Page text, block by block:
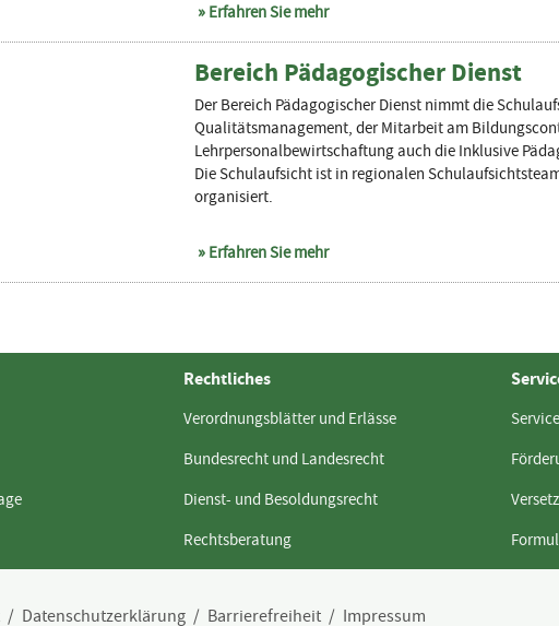
Erfahren Sie mehr
Bereich Pädagogischer Dienst
Der Bereich Pädagogischer Dienst nimmt die
Qualitätsmanagement, der Mitarbeit am
Lehrpersonalbewirtschaftung auch die Inklusive
Die Schulaufsicht ist in regionalen
organisiert.
Erfahren Sie mehr
Rechtliches
Verordnungsblätter und Erlässe
Bundesrecht und Landesrecht
Dienst- und Besoldungsrecht
Rechtsberatung
Service
Datenschutzerklärung Barrierefreiheit Impressum